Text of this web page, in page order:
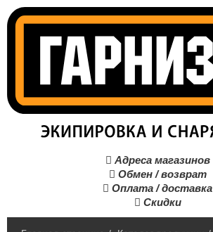
 Адреса магазинов
 Обмен / возврат
 Оплата / доставка
 Скидки